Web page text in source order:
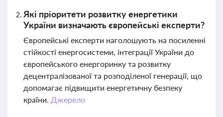
Які пріоритети розвитку енергетики
України визначають європейські експерти?
Європейські експерти наголошують на посиленні
стійкості енергосистеми, інтеграції України до
європейського енергоринку та розвитку
децентралізованої та розподіленої генерації, що
допомагає підвищити енергетичну безпеку
країни. Джерело